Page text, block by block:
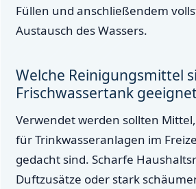
Füllen und anschließendem
Austausch des Wassers.
Welche Reinigungsmittel
Frischwassertank
Verwendet werden sollten
für Trinkwasseranlagen im
gedacht sind. Scharfe
Duftzusätze oder stark